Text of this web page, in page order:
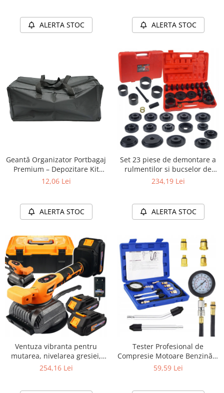
ALERTA STOC ALERTA STOC
Geantă Organizator Portbagaj
Premium – Depozitare Kit
Siguranță și Accesorii Auto
12,06 Lei
ALERTA STOC
Set 23 piese de demontare a
rulmentilor si bucselor de
suspesie pe masina
234,19 Lei
ALERTA STOC
Ventuza vibranta pentru
mutarea, nivelarea gresiei,
usoara, cu 2 acumulatori
254,16 Lei
Tester Profesional de
Compresie Motoare Benzină |
0-20 BAR | Set 8 Elemente
59,59 Lei